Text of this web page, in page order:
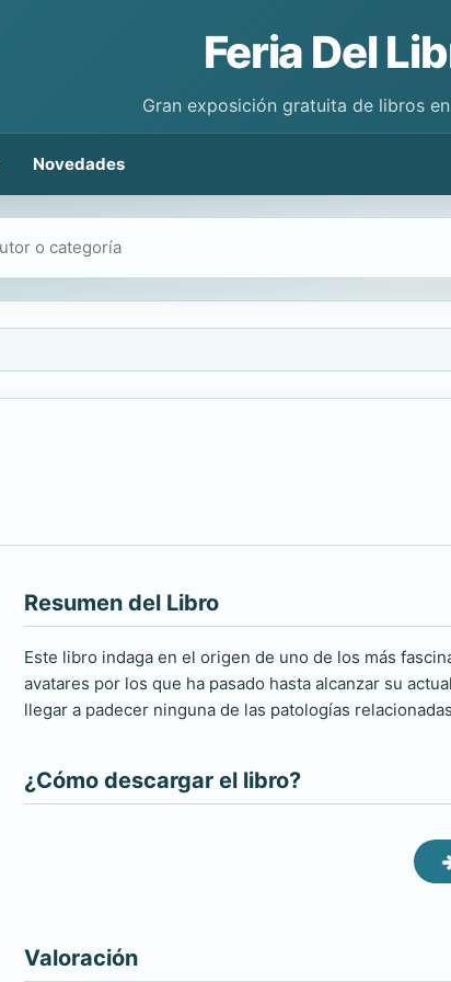
Feria Del
Gran exposición gratuita de libros
Novedades
Resumen del Libro
Este libro indaga en el origen de uno de los más
avatares por los que ha pasado hasta alcanzar su
llegar a padecer ninguna de las patologías
¿Cómo descargar el libro?
Valoración